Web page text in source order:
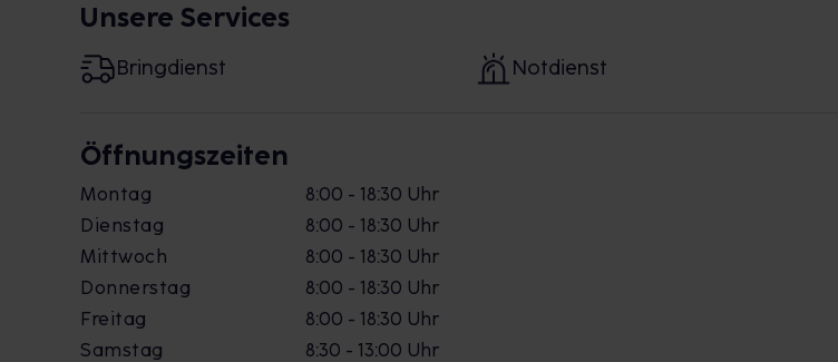
Unsere Services
Bringdienst Notdienst
Öffnungszeiten
Montag
8:00 - 18:30 Uhr
Dienstag
8:00 - 18:30 Uhr
Mittwoch
8:00 - 18:30 Uhr
Donnerstag
8:00 - 18:30 Uhr
Freitag
8:00 - 18:30 Uhr
Samstag
8:30 - 13:00 Uhr